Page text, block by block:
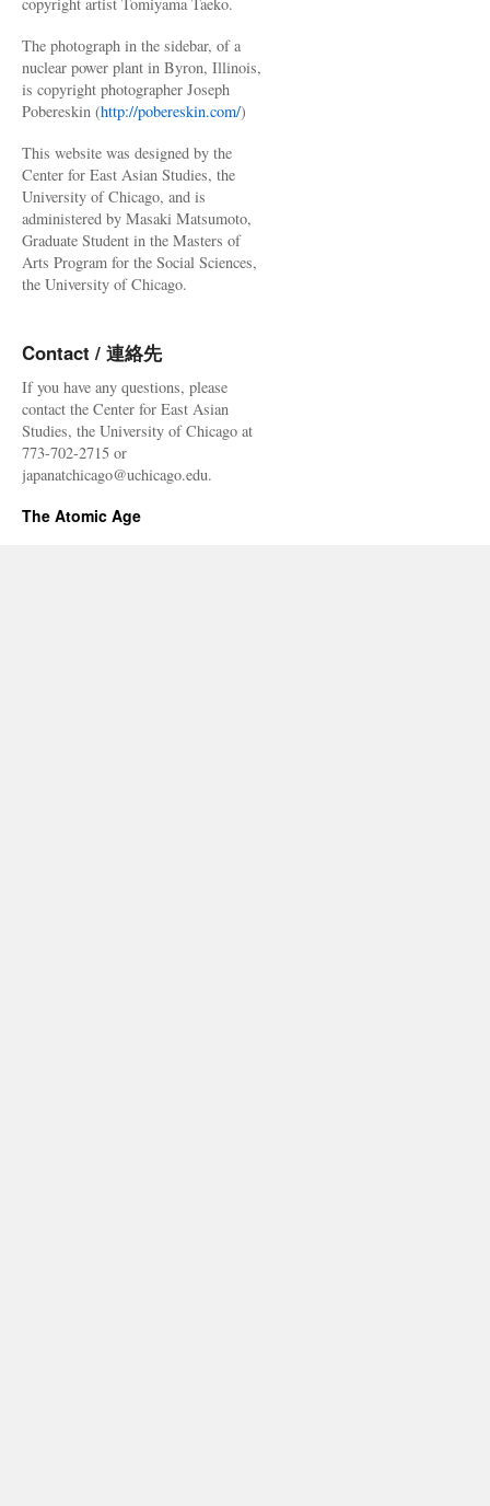
The photograph in the sidebar, of a
nuclear power plant in Byron, Illinois,
is copyright photographer Joseph
Pobereskin (http://pobereskin.com/)
This website was designed by the
Center for East Asian Studies, the
University of Chicago, and is
administered by Masaki Matsumoto,
Graduate Student in the Masters of
Arts Program for the Social Sciences,
the University of Chicago.
Contact / 連絡先
If you have any questions, please
contact the Center for East Asian
Studies, the University of Chicago at
773-702-2715 or
japanatchicago@uchicago.edu.
The Atomic Age